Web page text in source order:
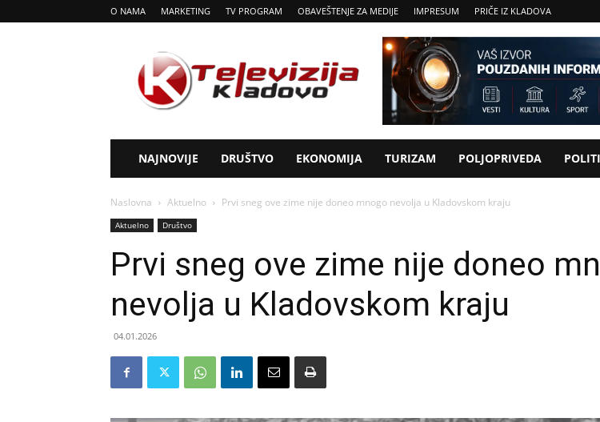
O NAMA MARKETING TV PROGRAM OBAVEŠTENJE ZA MEDIJE IMPRESUM PRIČE IZ KLADOVA
Tv
Kladovo
NAJNOVIJE DRUŠTVO EKONOMIJA TURIZAM POLJOPRIVEDA
Naslovna Aktuelno Prvi sneg ove zime nije doneo mnogo nevolja u Kladovskom kraju
Aktuelno Društvo
Prvi sneg ove zime nije doneo
nevolja u Kladovskom kraju
04.01.2026